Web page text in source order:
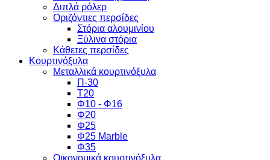
Διπλά ρόλερ
Οριζόντιες περσίδες
Στόρια αλουμινίου
Ξύλινα στόρια
Κάθετες περσίδες
Κουρτινόξυλα
Μεταλλικά κουρτινόξυλα
Π-30
Τ20
Φ10 - Φ16
Φ20
Φ25
Φ25 Marble
Φ35